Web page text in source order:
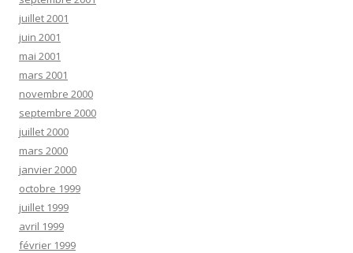
juillet 2001
juin 2001
mai 2001
mars 2001
novembre 2000
septembre 2000
juillet 2000
mars 2000
janvier 2000
octobre 1999
juillet 1999
avril 1999
février 1999